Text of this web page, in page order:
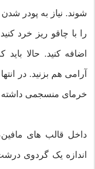
شوند. نیاز به پودر
را با چاقو ریز خرد
اضافه کنید. حالا
آرامی هم بزنید. در
خرمای منسجمی داشته
داخل قالب های
اندازه یک گردوی